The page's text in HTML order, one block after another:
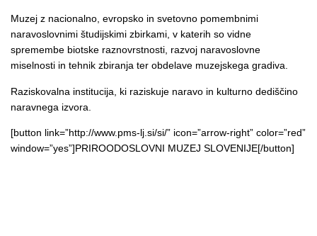
Muzej z nacionalno, evropsko in svetovno pomembnimi
naravoslovnimi študijskimi zbirkami, v katerih so vidne
spremembe biotske raznovrstnosti, razvoj naravoslovne
miselnosti in tehnik zbiranja ter obdelave muzejskega gradiva.
Raziskovalna institucija, ki raziskuje naravo in kulturno dediščino
naravnega izvora.
[button link=”http://www.pms-lj.si/si/” icon=”arrow-right” color=”red”
window=”yes”]PRIROODOSLOVNI MUZEJ SLOVENIJE[/button]